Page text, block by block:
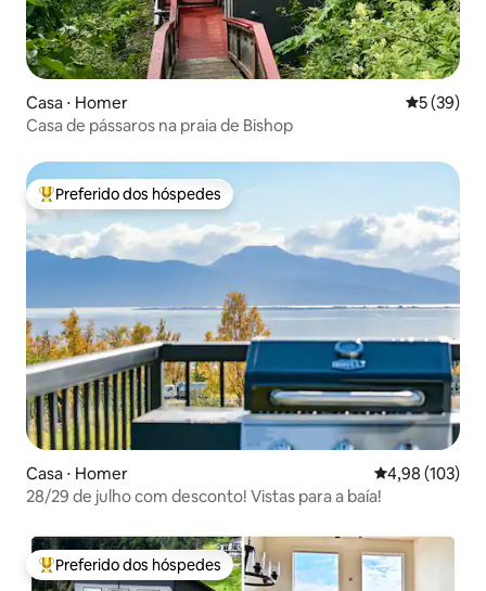
Casa ⋅ Homer 5 de uma
5 (39)
Casa de pássaros na praia de Bishop
Entre os melhores preferidos dos hóspedes
Preferido dos hóspedes
Casa ⋅ Homer 4,98 de uma
4,98 (103)
28/29 de julho com desconto! Vistas para a baía!
Entre os melhores preferidos dos hóspedes
Preferido dos hóspedes